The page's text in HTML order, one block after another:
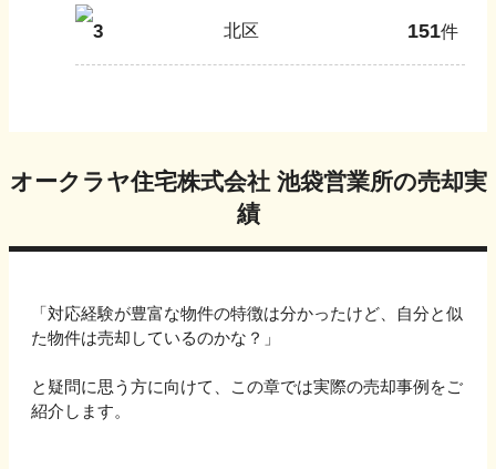
3 北区 151件
オークラヤ住宅株式会社 池袋営業所の売却実
績
「対応経験が豊富な物件の特徴は分かったけど、自分と似
た物件は売却しているのかな？」
と疑問に思う方に向けて、この章では実際の売却事例をご
紹介します。